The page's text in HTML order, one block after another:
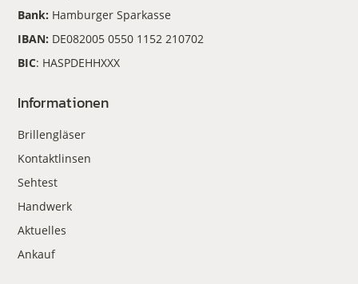
Bank: Hamburger Sparkasse
IBAN: DE082005 0550 1152 210702
BIC: HASPDEHHXXX
Informationen
Brillengläser
Kontaktlinsen
Sehtest
Handwerk
Aktuelles
Ankauf